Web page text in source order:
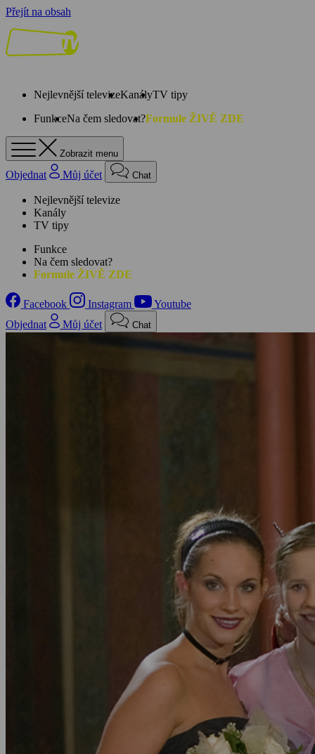
Přejít na obsah
Nejlevnější televizeKanályTV tipy
FunkceNa čem sledovat?Formule ŽIVĚ ZDE
Zobrazit menu
Objednat Můj účet Chat
Nejlevnější televize
Kanály
TV tipy
Funkce
Na čem sledovat?
Formule ŽIVĚ ZDE
Facebook Instagram
Youtube
Objednat
Můj účet Chat